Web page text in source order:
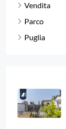
Vendita
Parco
Puglia